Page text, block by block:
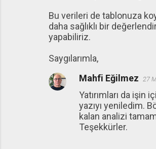
Bu verileri de tablonuza
daha sağlıklı bir
yapabiliriz.
Saygılarımla,
Mahfi Eğilmez 27
Yatırımları da işin
yazıyı yeniledim.
kalan analizi
Teşekkürler.